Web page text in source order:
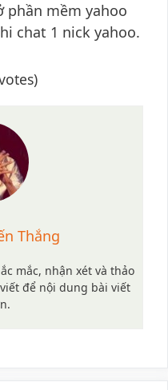
phần mềm yahoo
chat 1 nick yahoo.
Thắng
mắc, nhận xét và thảo
để nội dung bài viết